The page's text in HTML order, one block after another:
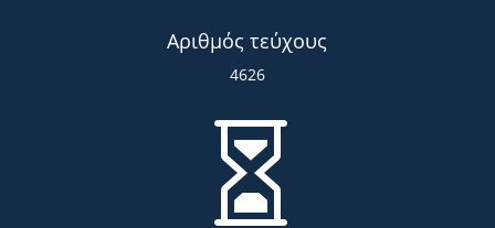
Αριθμός τεύχους
4626
